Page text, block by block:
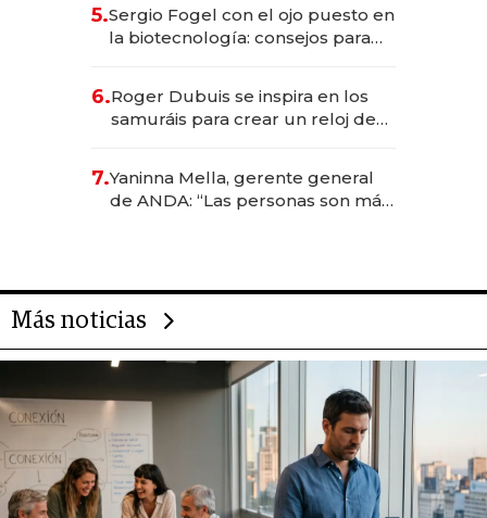
5.Sergio Fogel con el ojo puesto en
la biotecnología: consejos para
6.Roger Dubuis se inspira en los
samuráis para crear un reloj de
7.Yaninna Mella, gerente general
de ANDA: “Las personas son más
Más noticias